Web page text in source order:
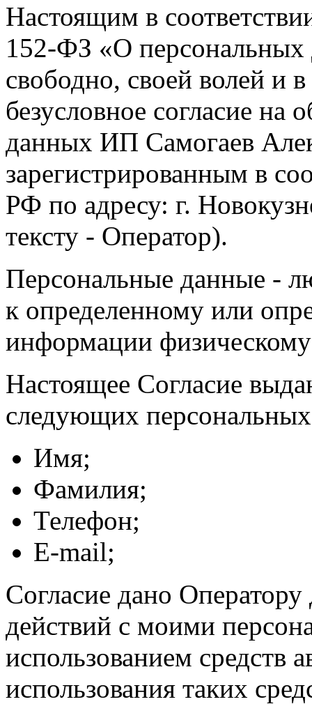
Настоящим в
152-ФЗ «О персональных
свободно, своей волей и
безусловное согласие на
данных ИП Самогаев
зарегистрированным в
РФ по адресу: г.
тексту - Оператор).
Персональные данные -
к определенному или
информации
Настоящее Согласие
следующих
Имя;
Фамилия;
Телефон;
E-mail;
Согласие дано
действий с моими
использованием средств
использования таких